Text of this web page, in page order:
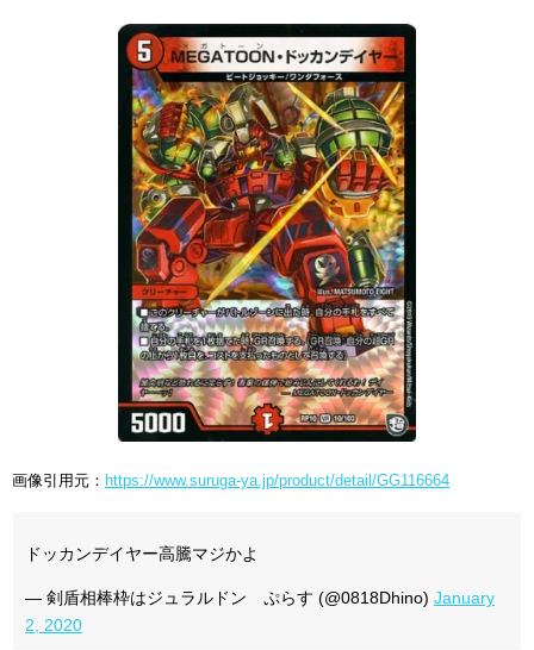
画像引用元： https://www.suruga-ya.jp/product/detail/GG116664
ドッカンデイヤー高騰マジかよ
— 剣盾相棒枠はジュラルドン ぷらす (@0818Dhino) January
2, 2020